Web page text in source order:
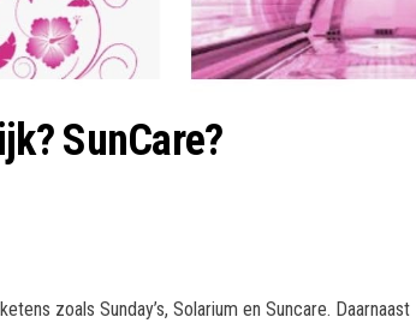
SunCare?
zoals Sunday’s, Solarium en Suncare. Daarnaast